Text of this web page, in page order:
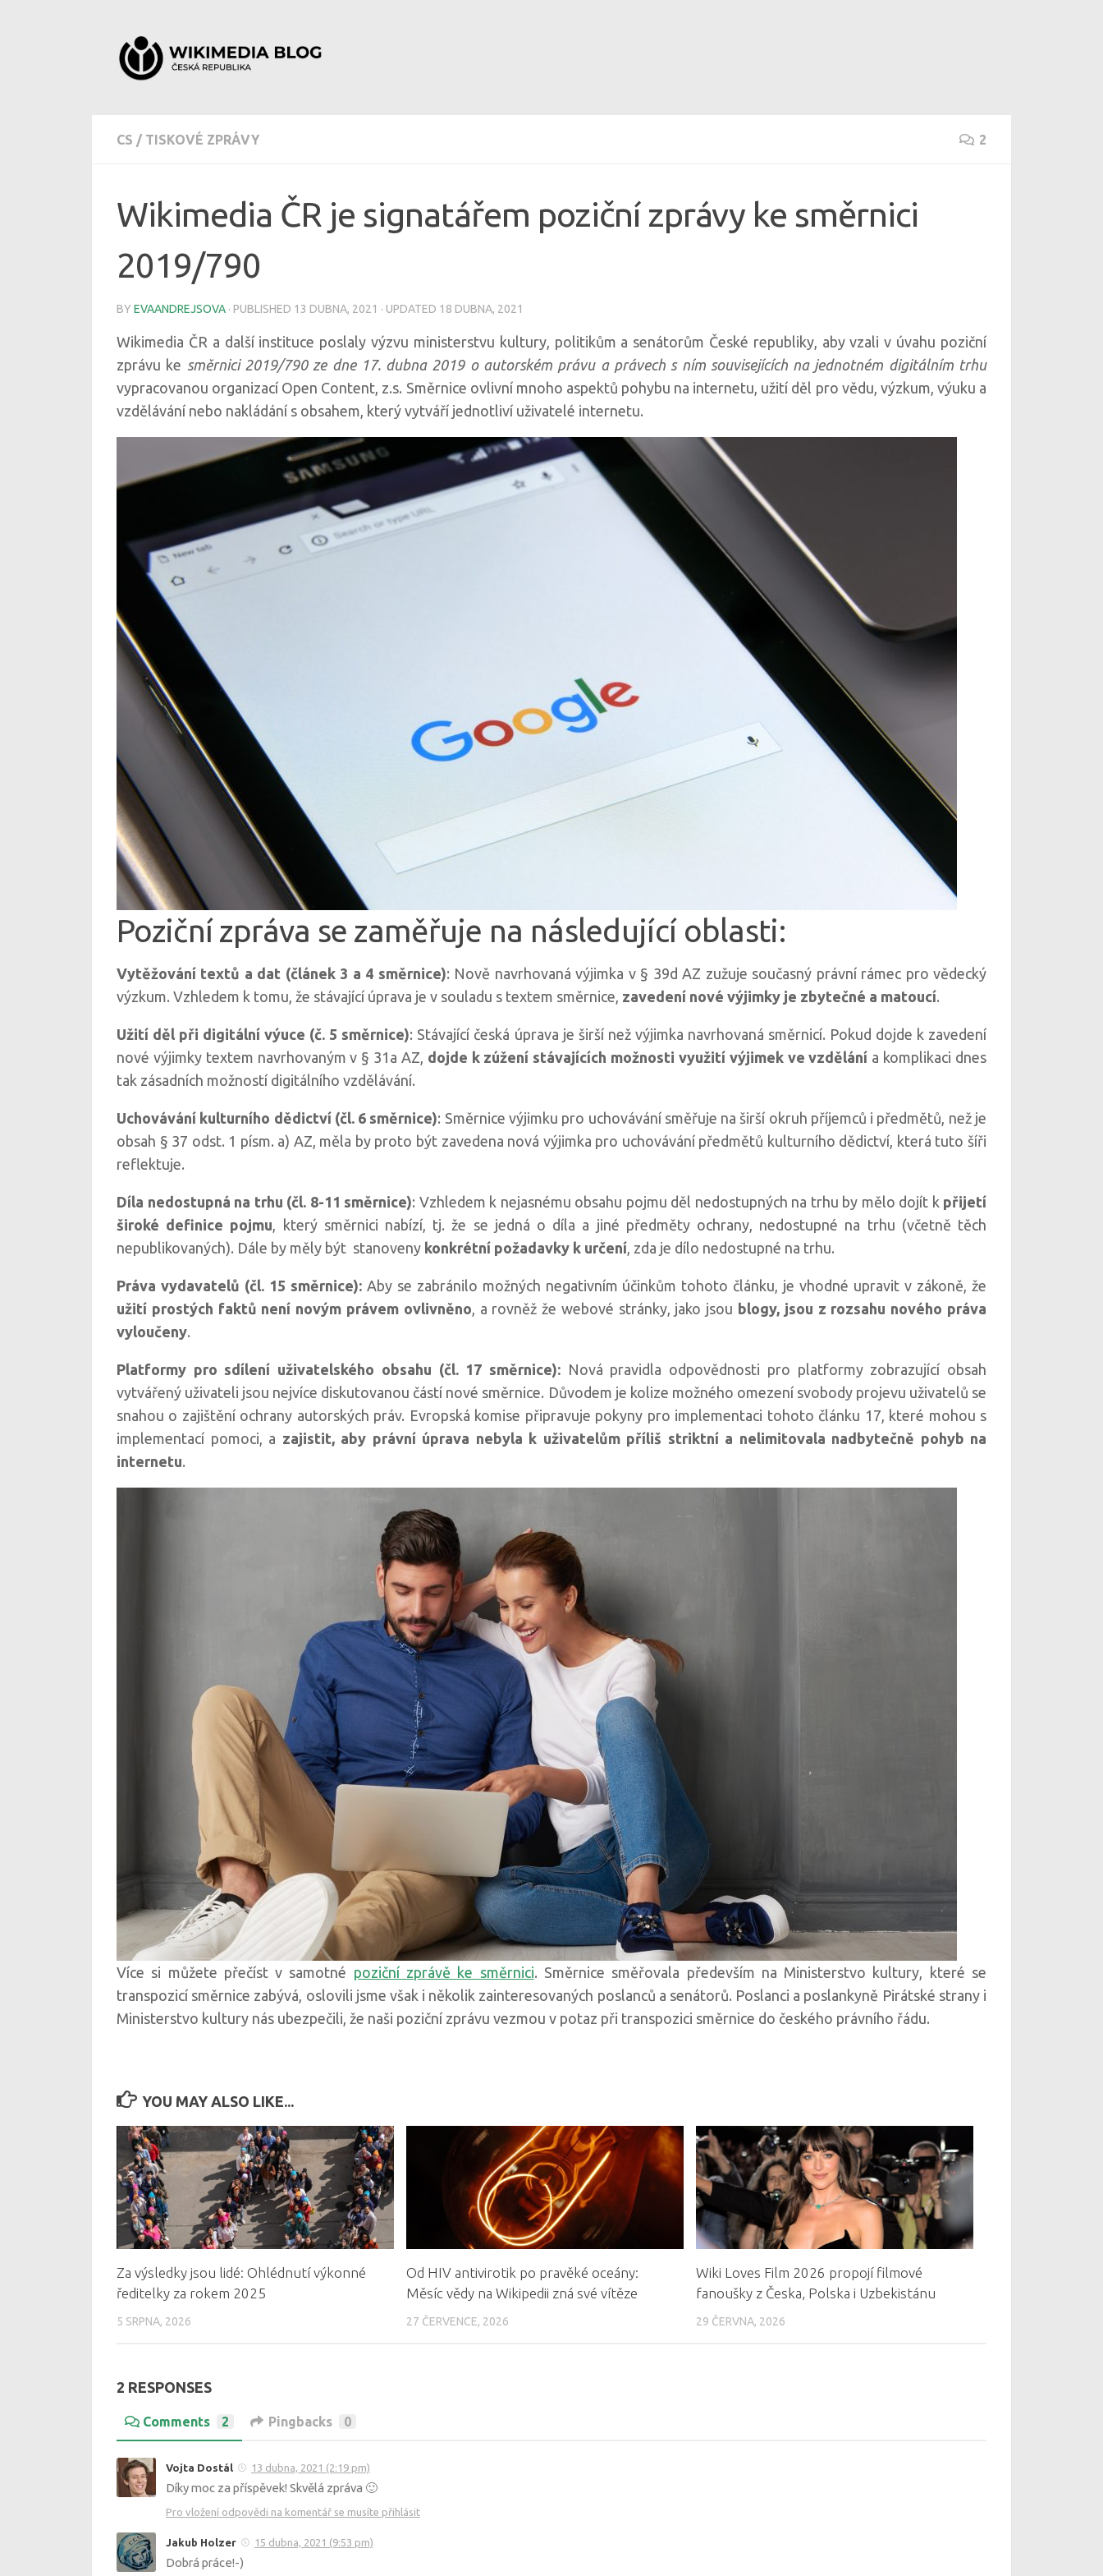
CS / TISKOVÉ ZPRÁVY 2
Wikimedia ČR je signatářem poziční zprávy ke směrnici
2019/790
BY EVAANDREJSOVA · PUBLISHED 13 DUBNA, 2021 · UPDATED 18 DUBNA, 2021
Wikimedia ČR a další instituce poslaly výzvu ministerstvu kultury, politikům a senátorům České republiky, aby vzali v úvahu poziční
zprávu ke směrnici 2019/790 ze dne 17. dubna 2019 o autorském právu a právech s ním souvisejících na jednotném digitálním trhu
vypracovanou organizací Open Content, z.s. Směrnice ovlivní mnoho aspektů pohybu na internetu, užití děl pro vědu, výzkum, výuku a
vzdělávání nebo nakládání s obsahem, který vytváří jednotliví uživatelé internetu.
Poziční zpráva se zaměřuje na následující oblasti:
Vytěžování textů a dat (článek 3 a 4 směrnice): Nově navrhovaná výjimka v § 39d AZ zužuje současný právní rámec pro vědecký
výzkum. Vzhledem k tomu, že stávající úprava je v souladu s textem směrnice, zavedení nové výjimky je zbytečné a matoucí.
Užití děl při digitální výuce (č. 5 směrnice): Stávající česká úprava je širší než výjimka navrhovaná směrnicí. Pokud dojde k zavedení
nové výjimky textem navrhovaným v § 31a AZ, dojde k zúžení stávajících možnosti využití výjimek ve vzdělání a komplikaci dnes
tak zásadních možností digitálního vzdělávání.
Uchovávání kulturního dědictví (čl. 6 směrnice): Směrnice výjimku pro uchovávání směřuje na širší okruh příjemců i předmětů, než je
obsah § 37 odst. 1 písm. a) AZ, měla by proto být zavedena nová výjimka pro uchovávání předmětů kulturního dědictví, která tuto šíři
reflektuje.
Díla nedostupná na trhu (čl. 8-11 směrnice): Vzhledem k nejasnému obsahu pojmu děl nedostupných na trhu by mělo dojít k přijetí
široké definice pojmu , který směrnici nabízí, tj. že se jedná o díla a jiné předměty ochrany, nedostupné na trhu (včetně těch
nepublikovaných). Dále by měly být stanoveny konkrétní požadavky k určení , zda je dílo nedostupné na trhu.
Práva vydavatelů (čl. 15 směrnice):Aby se zabránilo možných negativním účinkům tohoto článku, je vhodné upravit v zákoně, že
užití prostých faktů není novým právem ovlivněno , a rovněž že webové stránky, jako jsou blogy, jsou z rozsahu nového práva
vyloučeny.
Platformy pro sdílení uživatelského obsahu (čl. 17 směrnice): Nová pravidla odpovědnosti pro platformy zobrazující obsah
vytvářený uživateli jsou nejvíce diskutovanou částí nové směrnice. Důvodem je kolize možného omezení svobody projevu uživatelů se
snahou o zajištění ochrany autorských práv. Evropská komise připravuje pokyny pro implementaci tohoto článku 17, které mohou s
implementací pomoci, a zajistit, aby právní úprava nebyla k uživatelům příliš striktní a nelimitovala nadbytečně pohyb na
internetu.
Více si můžete přečíst v samotné poziční zprávě ke směrnici. Směrnice směřovala především na Ministerstvo kultury, které se
transpozicí směrnice zabývá, oslovili jsme však i několik zainteresovaných poslanců a senátorů. Poslanci a poslankyně Pirátské strany i
Ministerstvo kultury nás ubezpečili, že naši poziční zprávu vezmou v potaz při transpozici směrnice do českého právního řádu.
YOU MAY ALSO LIKE...
Za výsledky jsou lidé: Ohlédnutí výkonné
ředitelky za rokem 2025
5 SRPNA, 2026
Od HIV antivirotik po pravěké oceány:
Měsíc vědy na Wikipedii zná své vítěze
27 ČERVENCE, 2026
Wiki Loves Film 2026 propojí filmové
fanoušky z Česka, Polska i Uzbekistánu
29 ČERVNA, 2026
2 RESPONSES
Comments 2 Pingbacks 0
Vojta Dostál 13 dubna, 2021 (2:19 pm)
Díky moc za příspěvek! Skvělá zpráva 🙂
Pro vložení odpovědi na komentář se musíte přihlásit
Jakub Holzer 15 dubna, 2021 (9:53 pm)
Dobrá práce!-)